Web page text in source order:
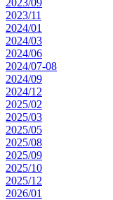
2023/11
2024/01
2024/03
2024/06
2024/07-08
2024/09
2024/12
2025/02
2025/03
2025/05
2025/08
2025/09
2025/10
2025/12
2026/01